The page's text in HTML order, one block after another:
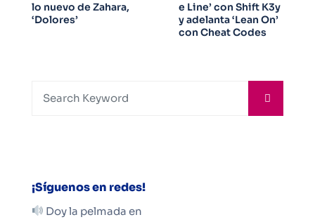
lo nuevo de Zahara,
‘Dolores’
e Line’ con Shift K3y
y adelanta ‘Lean On’
con Cheat Codes
¡Síguenos en redes!
Doy la pelmada en